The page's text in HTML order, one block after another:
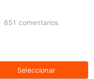
651 comentarios
Seleccionar